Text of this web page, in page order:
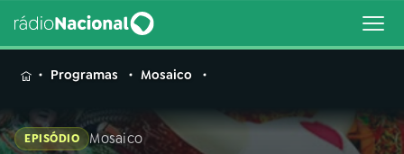
MENUProgramas Mosaico
EPISÓDIO Mosaico